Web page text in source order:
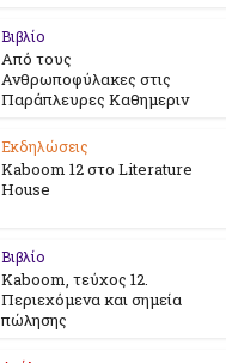
Βιβλίο
Από τους
Ανθρωποφύλακες στις
Παράπλευρες Καθημεριν
Εκδηλώσεις
Kaboom 12 στο Literature
House
Βιβλίο
Kaboom, τεύχος 12.
Περιεχόμενα και σημεία
πώλησης